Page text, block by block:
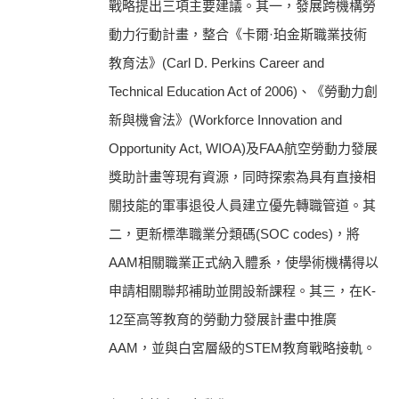
戰略提出三項主要建議。其一，發展跨機構勞
動力行動計畫，整合《卡爾·珀金斯職業技術
教育法》(Carl D. Perkins Career and
Technical Education Act of 2006)、《勞動力創
新與機會法》(Workforce Innovation and
Opportunity Act, WIOA)及FAA航空勞動力發展
獎助計畫等現有資源，同時探索為具有直接相
關技能的軍事退役人員建立優先轉職管道。其
二，更新標準職業分類碼(SOC codes)，將
AAM相關職業正式納入體系，使學術機構得以
申請相關聯邦補助並開設新課程。其三，在K-
12至高等教育的勞動力發展計畫中推廣
AAM，並與白宮層級的STEM教育戰略接軌。